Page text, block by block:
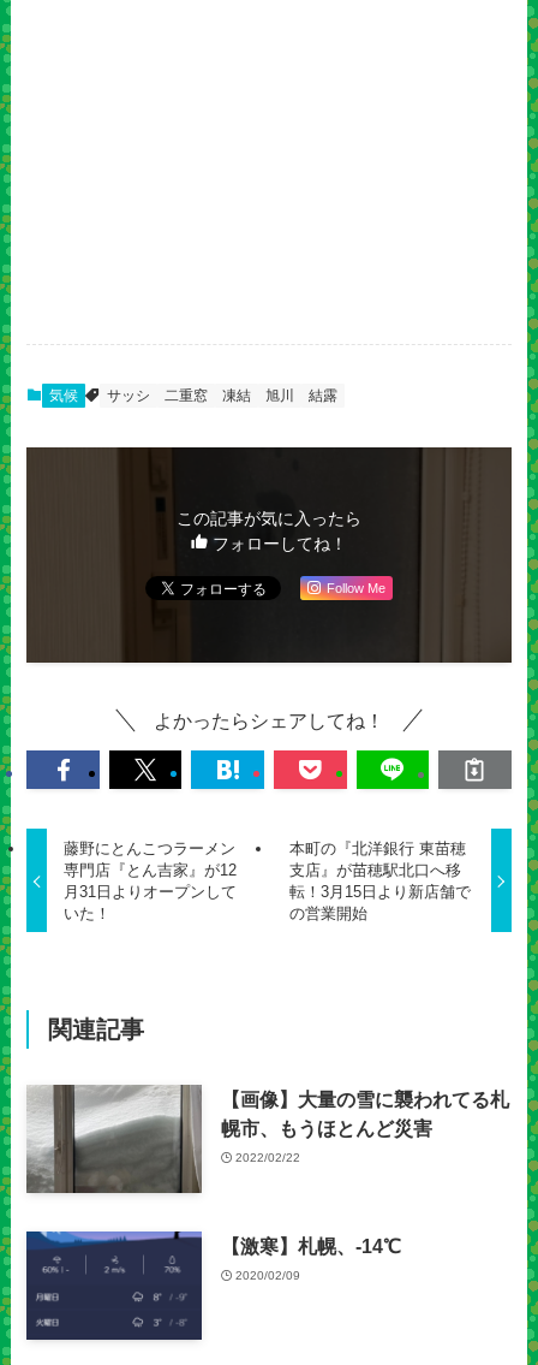
気候 サッシ 二重窓 凍結 旭川 結露
この記事が気に入ったら
フォローしてね！
Follow Me
よかったらシェアしてね！
藤野にとんこつラーメン
専門店『とん吉家』が12
月31日よりオープンして
いた！
本町の『北洋銀行 東苗穂
支店』が苗穂駅北口へ移
転！3月15日より新店舗で
の営業開始
関連記事
【画像】大量の雪に襲われてる札
幌市、もうほとんど災害
2022/02/22
【激寒】札幌、-14℃
2020/02/09